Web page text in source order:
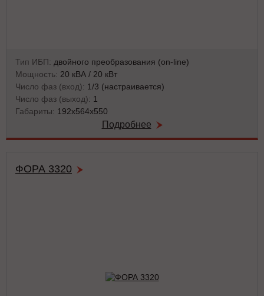
Тип ИБП: двойного преобразования (on-line)
Мощность: 20 кВА / 20 кВт
Число фаз (вход): 1/3 (настраивается)
Число фаз (выход): 1
Габариты: 192х564х550
Подробнее
ФОРА 3320